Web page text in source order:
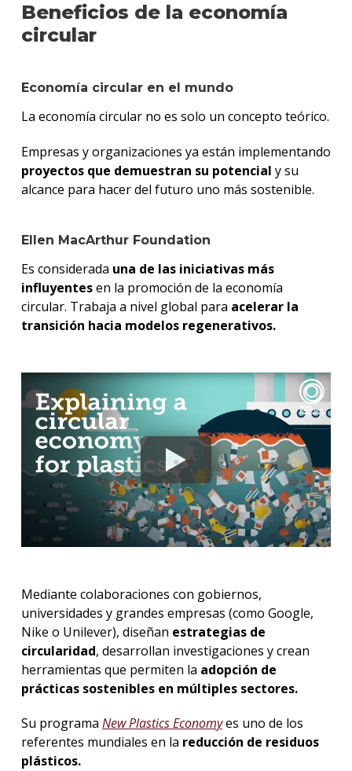
Beneficios de la economía
circular
Economía circular en el mundo
La economía circular no es solo un concepto teórico.
Empresas y organizaciones ya están implementando
proyectos que demuestran su potencial y su
alcance para hacer del futuro uno más sostenible.
Ellen MacArthur Foundation
Es considerada una de las iniciativas más
influyentesen la promoción de la economía
circular. Trabaja a nivel global para acelerar la
transición hacia modelos regenerativos.
Mediante colaboraciones con gobiernos,
universidades y grandes empresas (como Google,
Nike o Unilever), diseñan estrategias de
circularidad, desarrollan investigaciones y crean
herramientas que permiten la adopción de
prácticas sostenibles en múltiples sectores.
Su programa New Plastics Economyes uno de los
referentes mundiales en la reducción de residuos
plásticos.